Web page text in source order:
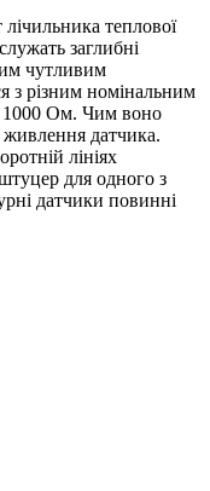
теплової
заглибні
чутливим
з різним номінальним
1000 Ом. Чим воно
датчика.
лініях
для одного з
датчики повинні